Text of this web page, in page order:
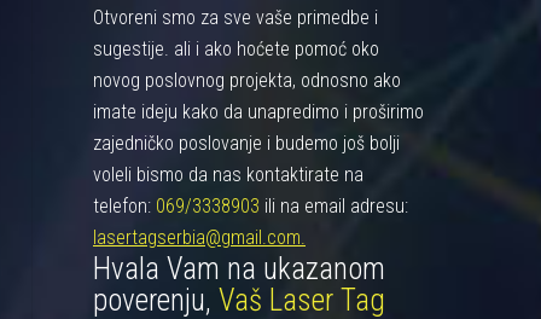
Otvoreni smo za sve vaše primedbe i
sugestije. ali i ako hoćete pomoć oko
novog poslovnog projekta, odnosno ako
imate ideju kako da unapredimo i proširimo
zajedničko poslovanje i budemo još bolji
voleli bismo da nas kontaktirate na
telefon: 069/3338903 ili na email adresu:
lasertagserbia@gmail.com.
Hvala Vam na ukazanom
poverenju, Vaš Laser Tag